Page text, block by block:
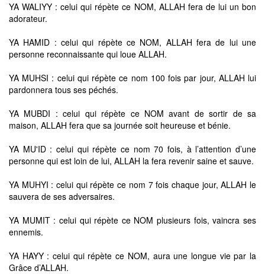
YA WALIYY : celui qui répète ce NOM, ALLAH fera de lui un bon
adorateur.
YA HAMID : celui qui répète ce NOM, ALLAH fera de lui une
personne reconnaissante qui loue ALLAH.
YA MUHSI : celui qui répète ce nom 100 fois par jour, ALLAH lui
pardonnera tous ses péchés.
YA MUBDI : celui qui répète ce NOM avant de sortir de sa
maison, ALLAH fera que sa journée soit heureuse et bénie.
YA MU'ID : celui qui répète ce nom 70 fois, à l’attention d’une
personne qui est loin de lui, ALLAH la fera revenir saine et sauve.
YA MUHYI : celui qui répète ce nom 7 fois chaque jour, ALLAH le
sauvera de ses adversaires.
YA MUMIT : celui qui répète ce NOM plusieurs fois, vaincra ses
ennemis.
YA HAYY : celui qui répète ce NOM, aura une longue vie par la
Grâce d’ALLAH.